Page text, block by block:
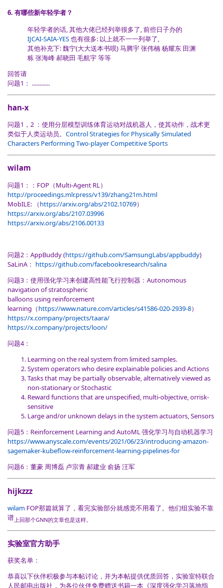
6. 有哪些新年轻学者？
年轻学者的话, 其他大佬已经列举很多了, 前些日子办的
IJCAI-SAIA-YES也有很多: 以上就不一一列举了,
其他补充下: 魏宁(大大送本书呗) 马腾宇 张伟楠 杨耀东 田渊
栋 张海峰 郝晓田 毛航宇 等等
回答请
问题1： ............
han-x
问题1，2 ：使用分层模型训练体育运动对战机器人，使其动作，战术更
类似于人类运动员。 Control Strategies for Physically Simulated
Characters Performing Two-player Competitive Sports
wilam
问题1：：FOP（Multi-Agent RL）
http://proceedings.mlr.press/v139/zhang21m.html
MobILE: （https://arxiv.org/abs/2102.10769）
https://arxiv.org/abs/2107.03996
https://arxiv.org/abs/2106.00133
问题2：AppBuddy (https://github.com/SamsungLabs/appbuddy)
SaLinA： https://github.com/facebookresearch/salina
问题3：使用强化学习来创建高性能飞行控制器：Autonomous
navigation of stratospheric
balloons using reinforcement
learning（https://www.nature.com/articles/s41586-020-2939-8）
https://x.company/projects/taara/
https://x.company/projects/loon/
问题4：
Learming on the real system from limited samples.
System operators who desire explainable policies and Actions
Tasks that may be partially observable, alternatively viewed as
non-stationary or Stochastic
Reward functions that are unspecified, multi-objective, orrisk-
sensitive
Large and/or unknown delays in the system actuators, Sensors
问题5：Reinforcement Learning and AutoML 强化学习与自动机器学习
https://www.anyscale.com/events/2021/06/23/introducing-amazon-
sagemaker-kubeflow-reinforcement-learning-pipelines-for
问题6：董豪 周博磊 卢宗青 郝建业 俞扬 汪军
hijkzzz
wilam FOP那篇就算了，看完实验部分就感觉不用看了。他们组实验不靠
谱 上回那个GNN的文章也是这样。
实验室官方助手
获奖名单：
恭喜以下伙伴积极参与本帖讨论，并为本帖提供优质回答，实验室特联合
人民邮电出版社，为各位伙伴免费赠送书籍一本《深度强化学习落地指